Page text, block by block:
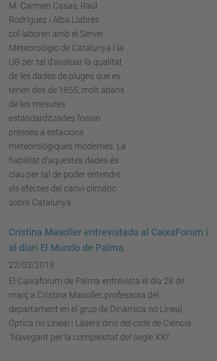
M. Carmen Casas, Raúl
Rodríguez i Alba Llabrés
col·laboren amb el Servei
Meteorològic de Catalunya i la
UB per tal d'avaluar la qualitat
de les dades de pluges que es
tenen des de 1855, molt abans
de les mesures
estandarditzades fossin
presses a estacions
meteorològiques modernes. La
fiabilitat d'aquestes dades és
clau per tal de poder entendre
els efectes del canvi climàtic
sobre Catalunya.
Cristina Masoller entrevistada al CaixaForum i
al diari El Mundo de Palma
22/03/2019
El Caixaforum de Palma entrevista el dia 28 de
març a Cristina Masoller, professora del
departament en el grup de Dinàmica no Lineal,
Òptica no Lineal i Làsers dins del cicle de Ciència
"Navegant per la complexitat del segle XXI"